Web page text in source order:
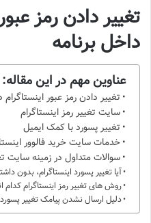
تغییر دادن رمز
داخل برنامه
عناوین مهم در این مقاله:
تغییر دادن رمز عبور اینستاگرام
سایت تغییر رمز اینستاگرام
تغییر پسورد با کمک ایمیل
خدمات سایت خرید فالوور
سوالات متداول در زمینه سایت
آیا تغییر پسورد اینستاگرام، بدون
روش های تغییر رمز اینستاگرام کدام
دلیل ارسال نشدن پیامک تغییر